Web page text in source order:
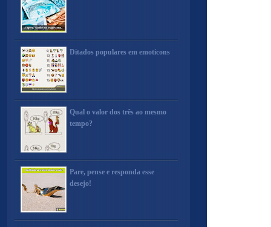
Ditados populares em emoticons
Qual o valor dos três ao mesmo
tempo?
Pare, pense e responda esse
desejo!